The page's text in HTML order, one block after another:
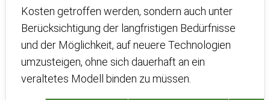
Kosten getroffen werden, sondern auch unter
Berücksichtigung der langfristigen Bedürfnisse
und der Möglichkeit, auf neuere Technologien
umzusteigen, ohne sich dauerhaft an ein
veraltetes Modell binden zu müssen.